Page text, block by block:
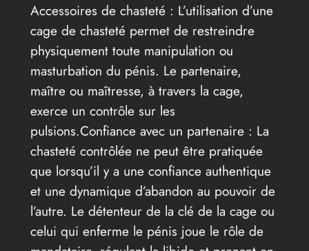
Accessoires de chasteté : L’utilisation d’une
cage de chasteté permet de restreindre
physiquement toute manipulation ou
masturbation du pénis. Le partenaire,
maître ou maîtresse, à travers la cage,
exerce un contrôle sur les
pulsions.Confiance avec un partenaire : La
chasteté contrôlée ne peut être pratiquée
que lorsqu’il y a une confiance authentique
et une dynamique d’abandon au pouvoir de
l’autre. Le détenteur de la clé de la cage ou
celui qui enferme le pénis joue le rôle de